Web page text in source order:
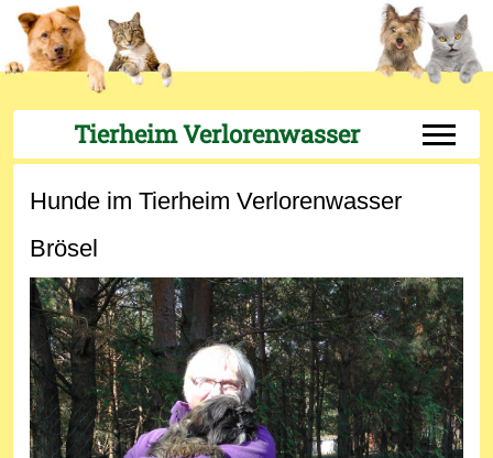
Tierheim Verlorenwasser Off-
Hunde im Tierheim Verlorenwasser
Brösel